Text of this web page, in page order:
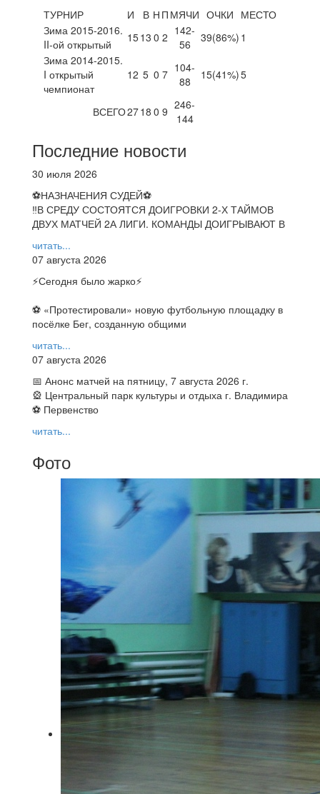
ТУРНИР
И В Н П МЯЧИ ОЧКИ МЕСТО
Зима 2015-2016.
II-ой открытый
1513 0 2 142-
56
39(86%) 1
Зима 2014-2015.
I открытый
чемпионат
12 5 0 7 104-
88
15(41%)5
ВСЕГО2718 0 9 246-
144
Последние новости
30 июля 2026
⚽НАЗНАЧЕНИЯ СУДЕЙ⚽
‼В СРЕДУ СОСТОЯТСЯ ДОИГРОВКИ 2-Х ТАЙМОВ
ДВУХ МАТЧЕЙ 2А ЛИГИ. КОМАНДЫ ДОИГРЫВАЮТ В
читать...
07 августа 2026
⚡️Сегодня было жарко⚡️
⚽ ️«Протестировали» новую футбольную площадку в
посёлке Бег, созданную общими
читать...
07 августа 2026
📅 Анонс матчей на пятницу, 7 августа 2026 г.
🎡 Центральный парк культуры и отдыха г. Владимира
⚽ Первенство
читать...
Фото